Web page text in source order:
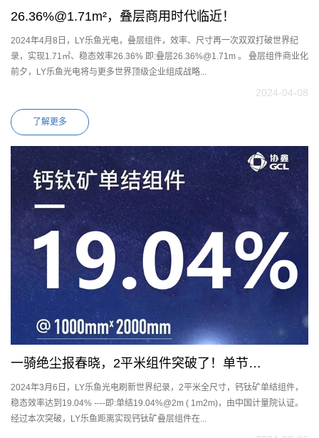
26.36%@1.71m²，叠层商用时代临近！
2024年4月8日，LY乐鱼光电，叠层组件，效率、尺寸再一次双双打破世界纪
录，实现1.71㎡、稳态效率26.36% 即:叠层26.36%@1.71m 。 叠层组件商业化
前夕，LY乐鱼光电将与更多世界顶级企业组成战略...
2024-04-08
了解更多
一骑绝尘报春晓，2平米组件突破了！单节
19.04%@2m² ( 1m×2m)
2024年3月6日，LY乐鱼光电刷新世界纪录，2平米全尺寸，钙钛矿单结组件，
稳态效率达到19.04% ----即:单结19.04%@2m ( 1m2m)，由中国计量院认证。
经过本次突破，LY乐鱼距离实现钙钛矿叠层组件在...